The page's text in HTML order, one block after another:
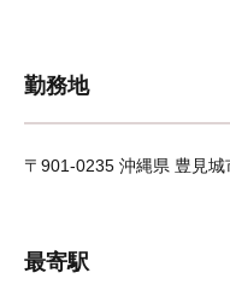
勤務地
〒901-0235 沖縄県 豊見城
最寄駅